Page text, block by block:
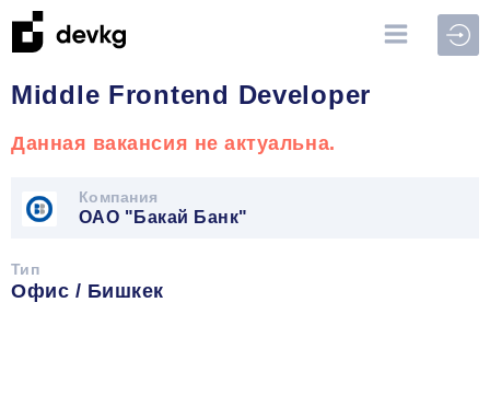
Middle Frontend Developer
Данная вакансия не актуальна.
Компания
ОАО "Бакай Банк"
Тип
Офис / Бишкек